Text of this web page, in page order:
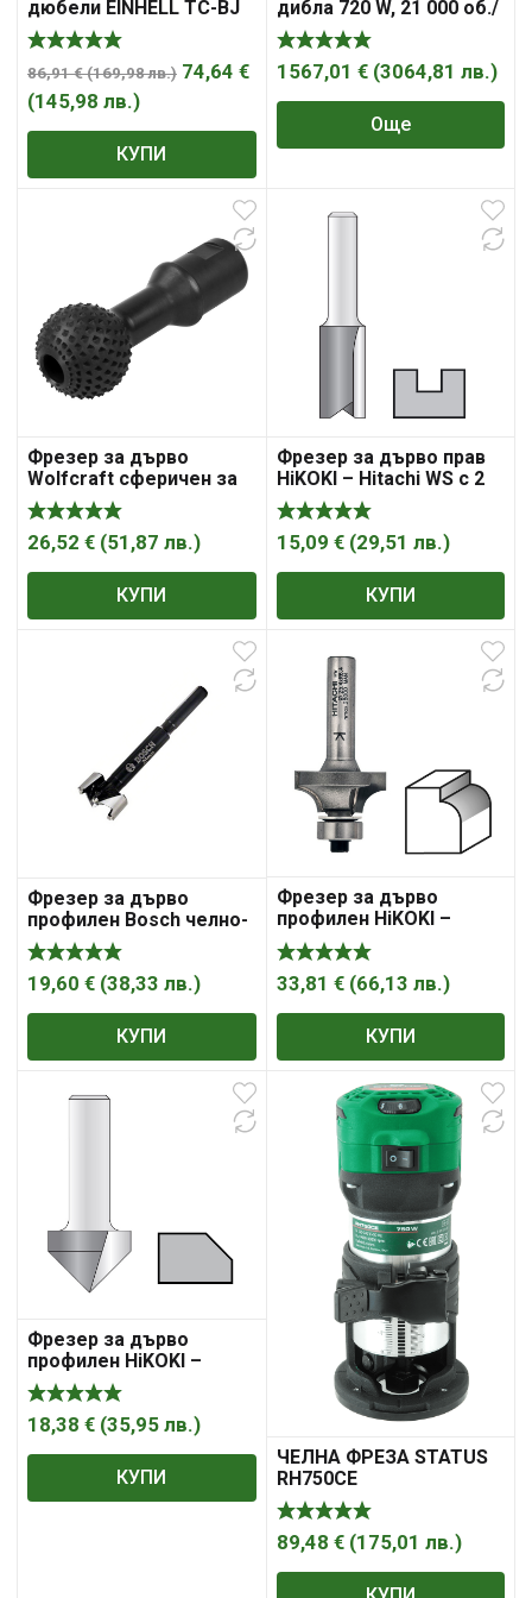
дюбели EINHELL TC-BJ
900
86,91€ (169,98лв.) 74,64 €
(145,98 лв.)
КУПИ
дибла 720 W, 21 000 об./
мин, 15-70 мм, Domino
DF 700 Q-Plus , Festool
1567,01 € (3064,81 лв.)
Още
Фрезер за дърво
Wolfcraft сферичен за
ъглошлайф M14, ф 30
мм
26,52 € (51,87 лв.)
КУПИ
Фрезер за дърво прав
HiKOKI – Hitachi WS с 2
HM режещи ръба ф
4х11/51 мм, ф 8 мм
15,09 € (29,51 лв.)
КУПИ
Фрезер за дърво
профилен Bosch челно-
цилиндричен за панти
SP легирана стомана ф
26х90 мм, ф 8 мм
19,60 € (38,33 лв.)
КУПИ
Фрезер за дърво
профилен HiKOKI –
Hitachi за заоблен
профил от WS
инструментална
мм, ф 31.8х15.9/59 мм, ф
33,81 € (66,13 лв.)
КУПИ
Фрезер за дърво
профилен HiKOKI –
Hitachi за фаски с
карбидни пластини 60 °,
ф 12.7х12.7/44 мм, ф 8
18,38 € (35,95 лв.)
КУПИ
ЧЕЛНА ФРЕЗА STATUS
RH750CE
89,48 € (175,01 лв.)